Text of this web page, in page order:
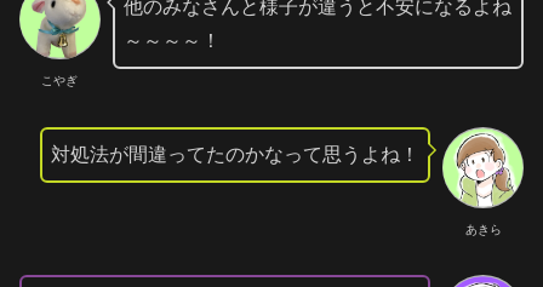
こやぎ
他のみなさんと様子が違うと不安になるよね
～～～～！
あきら
対処法が間違ってたのかなって思うよね！